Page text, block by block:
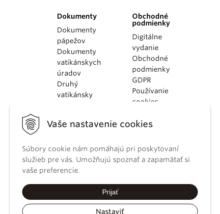
Vaše nastavenie cookies
Súbory cookie nám pomáhajú pri poskytovaní
služieb pre vás. Umožňujú spoznať a zapamätať si
vaše preferencie.
Prijať
Nastaviť
Dokumenty
Dokumenty
pápežov
Dokumenty
vatikánskych
úradov
Druhý
vatikánsky
KBS
kánonického
práva
Katechizmus
Obchodné
podmienky
Digitálne
vydanie
Obchodné
podmienky
GDPR
Používanie
cookies